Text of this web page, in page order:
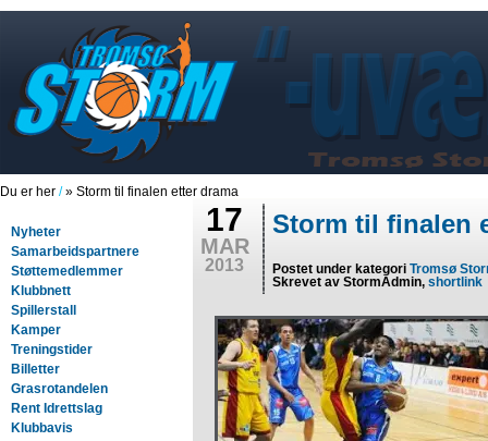
Du er her /» Storm til finalen etter drama
Nyheter
Samarbeidspartnere
Støttemedlemmer
Klubbnett
Spillerstall
Kamper
Treningstider
Billetter
Grasrotandelen
Rent Idrettslag
Klubbavis
17
MAR
2013
Storm til finalen
Postet under kategoriTromsø
Skrevet av StormAdmin,shortlink